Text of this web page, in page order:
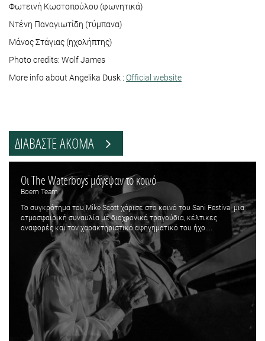
Φωτεινή Κωστοπούλου (φωνητικά)
Ντένη Παναγιωτίδη (τύμπανα)
Μάνος Στάγιας (ηχολήπτης)
Photo credits: Wolf James
More info about Angelika Dusk : Official website
ΔΙΑΒΑΣΤΕ ΑΚΟΜΑ
Οι The Waterboys μάγεψαν το κοινό
Boem Team
Το συγκρότημα του Mike Scott χάρισε στο κοινό του Sani Festival μια
ατμοσφαιρική συναυλία με διαχρονικά τραγούδια, κέλτικες
αναφορές και τον χαρακτηριστικό αφηγηματικό του ήχο....